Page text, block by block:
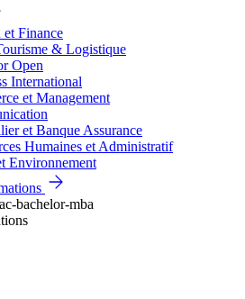
et Finance
& Logistique
Open
International
et Management
et Banque Assurance
Humaines et Administratif
Environnement